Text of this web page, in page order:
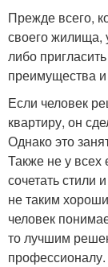
Прежде всего,
своего жилища,
либо
преимущества и
Если человек
квартиру, он
Однако это
Также не у всех
сочетать стили
не таким
человек
то лучшим
профессионалу.